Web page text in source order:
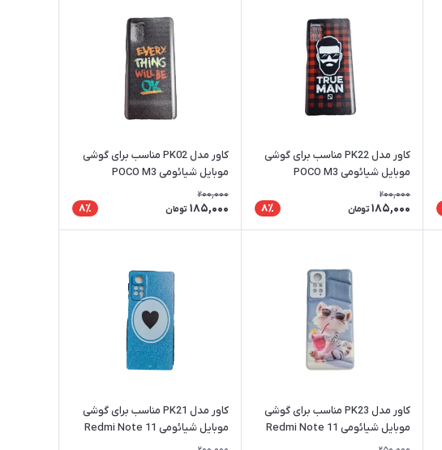
کاور مدل PK22 مناسب برای گوشی
موبایل شیائومی POCO M3
200,000
185,000 تومان 8٪
کاور مدل PK02 مناسب برای گوشی
موبایل شیائومی POCO M3
200,000
185,000 تومان 8٪
کاور مدل PK23 مناسب برای گوشی
موبایل شیائومی Redmi Note 11
Pro 4G / 5G
کاور مدل PK21 مناسب برای گوشی
موبایل شیائومی Redmi Note 11
Pro 4G / 5G